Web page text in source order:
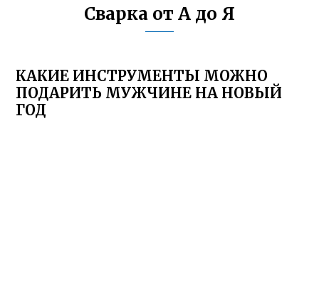
Сварка от А до Я
КАКИЕ ИНСТРУМЕНТЫ МОЖНО
ПОДАРИТЬ МУЖЧИНЕ НА НОВЫЙ
ГОД